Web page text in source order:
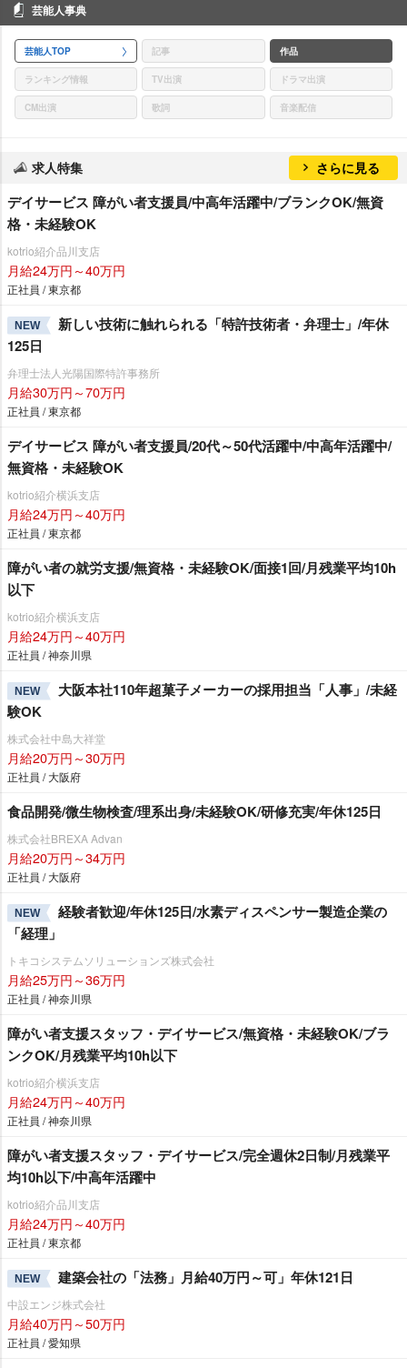
芸能人事典
芸能人TOP 記事 作品
ランキング情報 TV出演 ドラマ出演
CM出演 歌詞 音楽配信
求人特集 さらに見る
デイサービス 障がい者支援員/中高年活躍中/ブランクOK/無資
格・未経験OK
kotrio紹介品川支店
月給24万円～40万円
正社員 / 東京都
NEW
新しい技術に触れられる「特許技術者・弁理士」/年休
125日
弁理士法人光陽国際特許事務所
月給30万円～70万円
正社員 / 東京都
デイサービス 障がい者支援員/20代～50代活躍中/中高年活躍中/
無資格・未経験OK
kotrio紹介横浜支店
月給24万円～40万円
正社員 / 東京都
障がい者の就労支援/無資格・未経験OK/面接1回/月残業平均10h
以下
kotrio紹介横浜支店
月給24万円～40万円
正社員 / 神奈川県
NEW
大阪本社110年超菓子メーカーの採用担当「人事」/未経
験OK
株式会社中島大祥堂
月給20万円～30万円
正社員 / 大阪府
食品開発/微生物検査/理系出身/未経験OK/研修充実/年休125日
株式会社BREXA Advan
月給20万円～34万円
正社員 / 大阪府
NEW
経験者歓迎/年休125日/水素ディスペンサー製造企業の
「経理」
トキコシステムソリューションズ株式会社
月給25万円～36万円
正社員 / 神奈川県
障がい者支援スタッフ・デイサービス/無資格・未経験OK/ブラ
ンクOK/月残業平均10h以下
kotrio紹介横浜支店
月給24万円～40万円
正社員 / 神奈川県
障がい者支援スタッフ・デイサービス/完全週休2日制/月残業平
均10h以下/中高年活躍中
kotrio紹介品川支店
月給24万円～40万円
正社員 / 東京都
NEW 建築会社の「法務」月給40万円～可」年休121日
中設エンジ株式会社
月給40万円～50万円
正社員 / 愛知県